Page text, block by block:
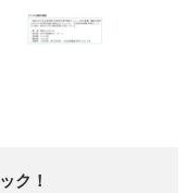
ク！